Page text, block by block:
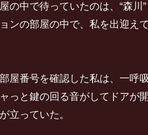
の中で待っていたのは、“森川”
ンの部屋の中で、私を出迎え
屋番号を確認した私は、一呼
っと鍵の回る音がしてドアが開
立っていた。